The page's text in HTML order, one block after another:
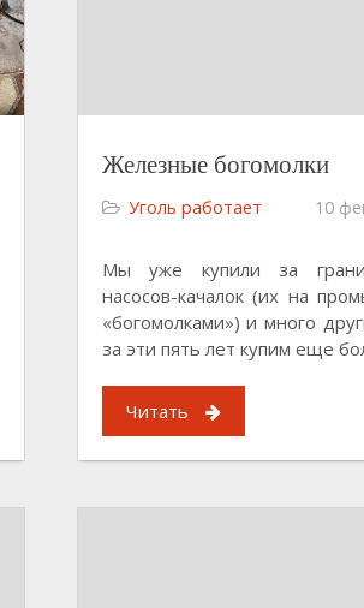
Железные богомолки
Уголь работает 10
Мы уже купили за
насосов-качалок (их на
«богомолками») и много
за эти пять лет купим еще
Читать